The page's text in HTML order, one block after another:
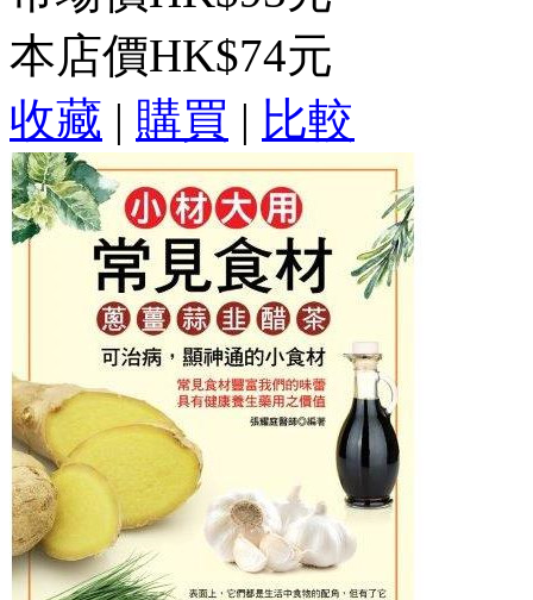
本店價HK$74元
收藏 | 購買 | 比較